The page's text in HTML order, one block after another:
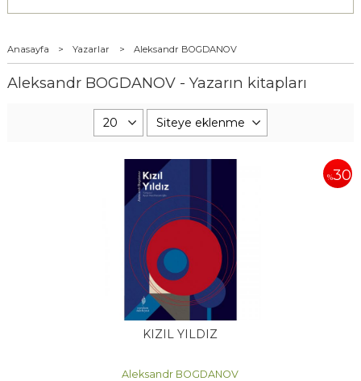
Anasayfa > Yazarlar > Aleksandr BOGDANOV
Aleksandr BOGDANOV - Yazarın kitapları
%30
KIZIL YILDIZ
Aleksandr BOGDANOV